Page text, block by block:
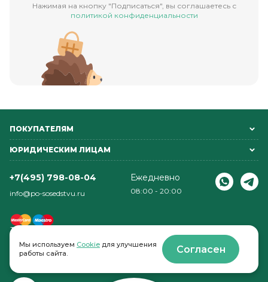
Нажимая на кнопку "Подписаться", вы соглашаетесь с
политикой конфиденциальности
ПОКУПАТЕЛЯМ
ЮРИДИЧЕСКИМ ЛИЦАМ
+7(495) 798-08-04
info@po-sosedstvu.ru
Ежедневно
08:00 - 20:00
© 2022-2026 . По соседству
Мы используем Cookie для улучшения
работы сайта.
Согласен